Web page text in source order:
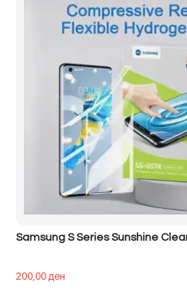
Samsung S Series Sunshine
200,00ден